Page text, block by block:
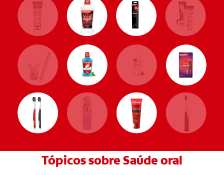
Tópicos sobre Saúde oral